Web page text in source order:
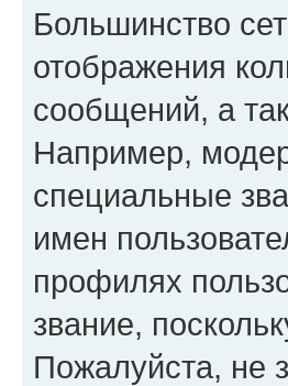
Большинство
отображения
сообщений, а
Например,
специальные
имен
профилях
звание,
Пожалуйста, не